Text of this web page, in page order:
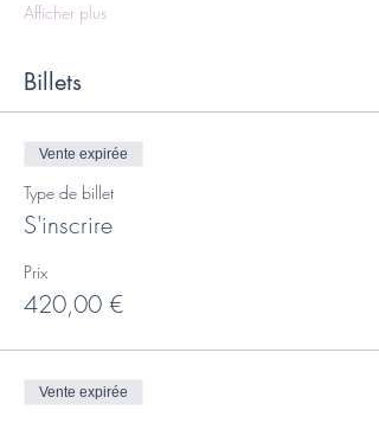
Afficher plus
Billets
Vente expirée
Type de billet
S'inscrire
Prix
420,00 €
Vente expirée